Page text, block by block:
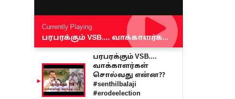
Currently Playing
பரபரக்கும் VSB.... வாக்காளர்கள் சொல்வது என்ன?? #senthilbalaji #erodeelection
பரபரக்கும் VSB....
வாக்காளர்கள்
சொல்வது என்ன??
#senthilbalaji
#erodeelection